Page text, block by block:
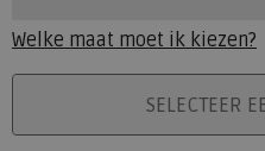
Welke maat moet ik kiezen?
PLAATS IN WINKELMAND
SELECTEER